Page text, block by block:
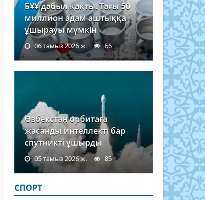
БҰҰ дабыл қақты: Тағы 50
миллион адам аштыққа
ұшырауы мүмкін
06 тамыз 2026 ж. 66
Өзбекстан орбитаға
жасанды интеллекті бар
спутникті ұшырды
05 тамыз 2026 ж. 85
СПОРТ